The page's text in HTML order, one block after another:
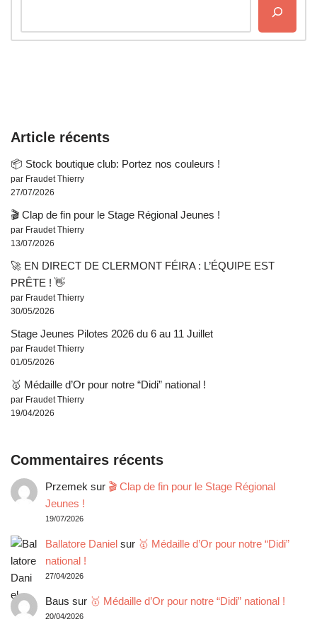
Article récents
📦 Stock boutique club: Portez nos couleurs !
par Fraudet Thierry
27/07/2026
🎬 Clap de fin pour le Stage Régional Jeunes !
par Fraudet Thierry
13/07/2026
🚀 EN DIRECT DE CLERMONT FÉIRA : L’ÉQUIPE EST
PRÊTE ! 👋
par Fraudet Thierry
30/05/2026
Stage Jeunes Pilotes 2026 du 6 au 11 Juillet
par Fraudet Thierry
01/05/2026
🥇 Médaille d’Or pour notre “Didi” national !
par Fraudet Thierry
19/04/2026
Commentaires récents
Przemek sur 🎬 Clap de fin pour le Stage Régional
Jeunes !
19/07/2026
Ballatore Danielsur 🥇 Médaille d’Or pour notre “Didi”
national !
27/04/2026
Baus sur 🥇 Médaille d’Or pour notre “Didi” national !
20/04/2026